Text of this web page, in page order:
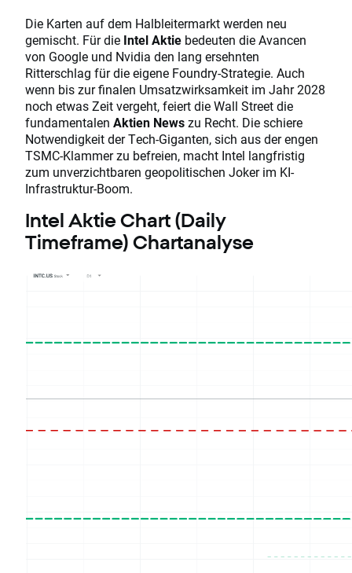
Die Karten auf dem Halbleitermarkt werden neu
gemischt. Für die Intel Aktie bedeuten die Avancen
von Google und Nvidia den lang ersehnten
Ritterschlag für die eigene Foundry-Strategie. Auch
wenn bis zur finalen Umsatzwirksamkeit im Jahr 2028
noch etwas Zeit vergeht, feiert die Wall Street die
fundamentalen Aktien Newszu Recht. Die schiere
Notwendigkeit der Tech-Giganten, sich aus der engen
TSMC-Klammer zu befreien, macht Intel langfristig
zum unverzichtbaren geopolitischen Joker im KI-
Infrastruktur-Boom.
Intel Aktie Chart (Daily
Timeframe) Chartanalyse